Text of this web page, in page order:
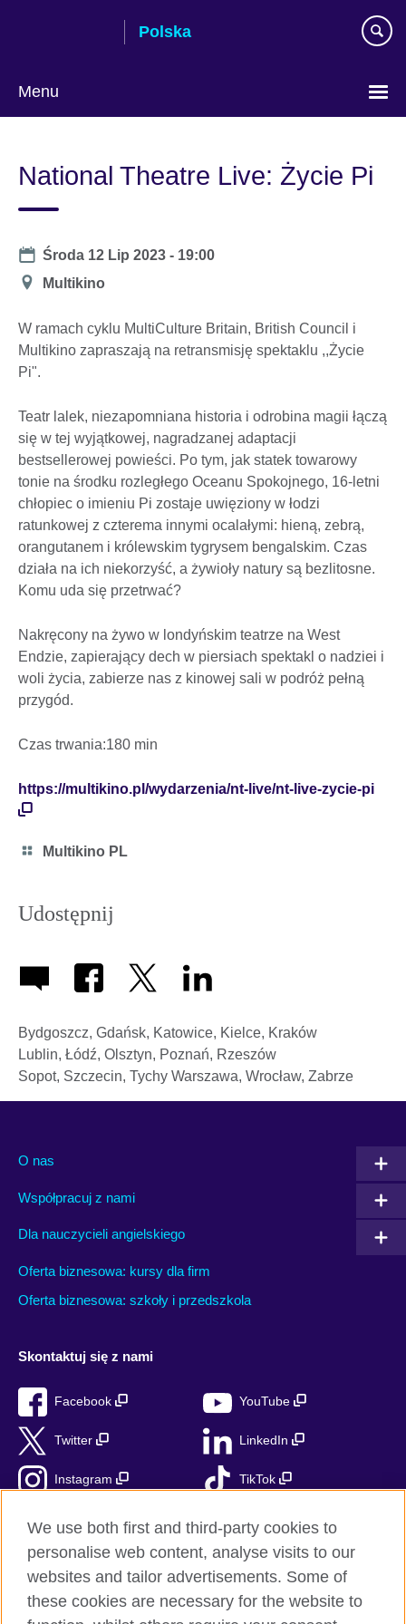
Polska
Menu
National Theatre Live: Życie Pi
Date
Środa 12 Lip 2023 - 19:00
Miejsce
Multikino
W ramach cyklu MultiCulture Britain, British Council i
Multikino zapraszają na retransmisję spektaklu ,,Życie
Pi".
Teatr lalek, niezapomniana historia i odrobina magii łączą
się w tej wyjątkowej, nagradzanej adaptacji
bestsellerowej powieści. Po tym, jak statek towarowy
tonie na środku rozległego Oceanu Spokojnego, 16-letni
chłopiec o imieniu Pi zostaje uwięziony w łodzi
ratunkowej z czterema innymi ocalałymi: hieną, zebrą,
orangutanem i królewskim tygrysem bengalskim. Czas
działa na ich niekorzyść, a żywioły natury są bezlitosne.
Komu uda się przetrwać?
Nakręcony na żywo w londyńskim teatrze na West
Endzie, zapierający dech w piersiach spektakl o nadziei i
woli życia, zabierze nas z kinowej sali w podróż pełną
przygód.
Czas trwania:180 min
https://multikino.pl/wydarzenia/nt-live/nt-live-zycie-pi
Category
Multikino PL
Udostępnij
Bydgoszcz, Gdańsk, Katowice, Kielce, Kraków
Lublin, Łódź, Olsztyn, Poznań, Rzeszów
Sopot, Szczecin, Tychy Warszawa, Wrocław, Zabrze
O nas
Współpracuj z nami
Dla nauczycieli angielskiego
Oferta biznesowa: kursy dla firm
Oferta biznesowa: szkoły i przedszkola
Skontaktuj się z nami
Facebook YouTube
Twitter LinkedIn
Instagram TikTok
British Council globalnie
We use both first and third-party cookies to
personalise web content, analyse visits to our
websites and tailor advertisements. Some of
these cookies are necessary for the website to